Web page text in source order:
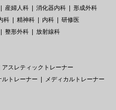
産婦人科 消化器内科
形成外科
科 精神科 内科
研修医
整形外科
放射線科
アスレティックトレーナー
ルトレーナー
メディカルトレーナー